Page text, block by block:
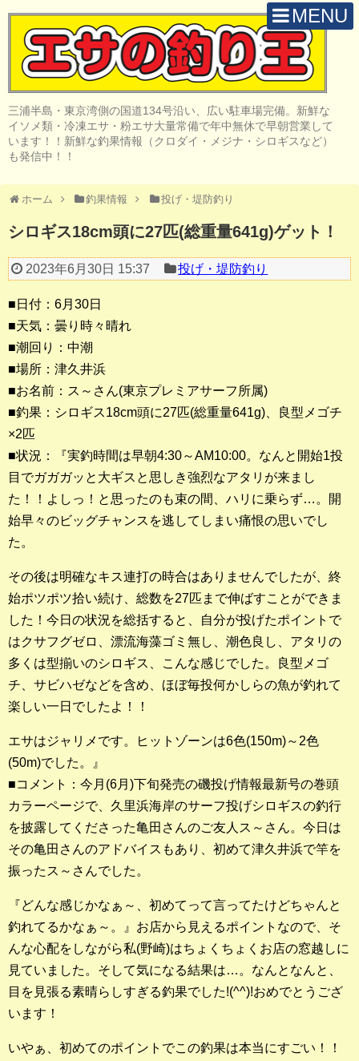
MENU
三浦半島・東京湾側の国道134号沿い、広い駐車場完備。新鮮な
イソメ類・冷凍エサ・粉エサ大量常備で年中無休で早朝営業して
います！！新鮮な釣果情報（クロダイ・メジナ・シロギスなど）
も発信中！！
ホーム 釣果情報 投げ・堤防釣り
シロギス18cm頭に27匹(総重量641g)ゲット！
2023年6月30日 15:37 投げ・堤防釣り
■日付：6月30日
■天気：曇り時々晴れ
■潮回り：中潮
■場所：津久井浜
■お名前：ス～さん(東京プレミアサーフ所属)
■釣果：シロギス18cm頭に27匹(総重量641g)、良型メゴチ
×2匹
■状況：『実釣時間は早朝4:30～AM10:00。なんと開始1投
目でガガガッと大ギスと思しき強烈なアタリが来まし
た！！よしっ！と思ったのも束の間、ハリに乗らず…。開
始早々のビッグチャンスを逃してしまい痛恨の思いでし
た。
その後は明確なキス連打の時合はありませんでしたが、終
始ポツポツ拾い続け、総数を27匹まで伸ばすことができま
した！今日の状況を総括すると、自分が投げたポイントで
はクサフグゼロ、漂流海藻ゴミ無し、潮色良し、アタリの
多くは型揃いのシロギス、こんな感じでした。良型メゴ
チ、サビハゼなどを含め、ほぼ毎投何かしらの魚が釣れて
楽しい一日でしたよ！！
エサはジャリメです。ヒットゾーンは6色(150m)～2色
(50m)でした。』
■コメント：今月(6月)下旬発売の磯投げ情報最新号の巻頭
カラーページで、久里浜海岸のサーフ投げシロギスの釣行
を披露してくださった亀田さんのご友人ス～さん。今日は
その亀田さんのアドバイスもあり、初めて津久井浜で竿を
振ったス～さんでした。
『どんな感じかなぁ～、初めてって言ってたけどちゃんと
釣れてるかなぁ～。』お店から見えるポイントなので、そ
んな心配をしながら私(野崎)はちょくちょくお店の窓越しに
見ていました。そして気になる結果は…。なんとなんと、
目を見張る素晴らしすぎる釣果でした!(^^)!おめでとうござ
います！
いやぁ、初めてのポイントでこの釣果は本当にすごい！！
H O M E
取 扱 商 品
釣 果 情 報
陸っぱりルアー
船・ボート釣り
その他の釣り
釣果ランキング
2023年 クロダイ部門
2023年 メジナ部門
歴代釣果ランキング
クロダイ部門
シロギス部門
過去の釣果ランキング
ブログ・釣行記
スタッフブログ
スタッフ釣行記
釣果投稿フォーム
お問い合わせ